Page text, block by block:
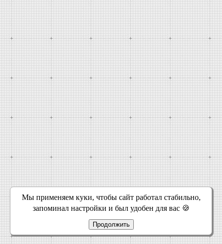
Мы применяем куки, чтобы сайт работал стабильно,
запоминал настройки и был удобен для вас 🍪
Продолжить